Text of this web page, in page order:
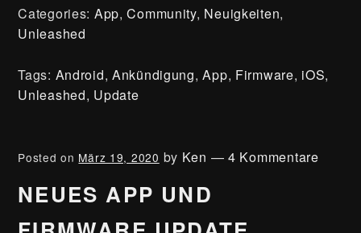
Categories: App,Community, Neuigkeiten,
Unleashed
Tags: Android,Ankündigung,App, Firmware, iOS,
Unleashed, Update
Posted on März 19, 2020 by Ken —4 Kommentare
NEUES APP UND